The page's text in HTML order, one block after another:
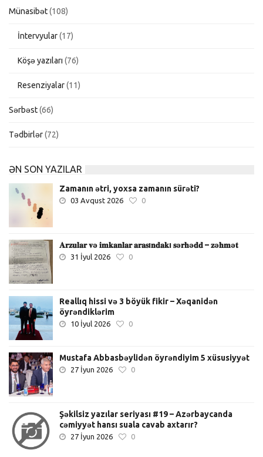
Münasibət(108)
İntervyular(17)
Köşə yazıları (76)
Resenziyalar(11)
Sərbəst(66)
Tədbirlər(72)
ƏN SON YAZILAR
Zamanın ətri, yoxsa zamanın sürəti?
03 Avqust 2026 0
𝐀𝐫𝐳𝐮𝐥𝐚𝐫 𝐯ə 𝐢𝐦𝐤𝐚𝐧𝐥𝐚𝐫 𝐚𝐫𝐚𝐬ı𝐧𝐝𝐚𝐤ı 𝐬ə𝐫𝐡ə𝐝𝐝 – 𝐳ə𝐡𝐦ə𝐭
31 İyul 2026 0
Reallıq hissi və 3 böyük fikir – Xəqanidən
öyrəndiklərim
10 İyul 2026 0
Mustafa Abbasbəylidən öyrəndiyim 5 xüsusiyyət
27 İyun 2026 0
Şəkilsiz yazılar seriyası #19 – Azərbaycanda
cəmiyyət hansı suala cavab axtarır?
27 İyun 2026 0